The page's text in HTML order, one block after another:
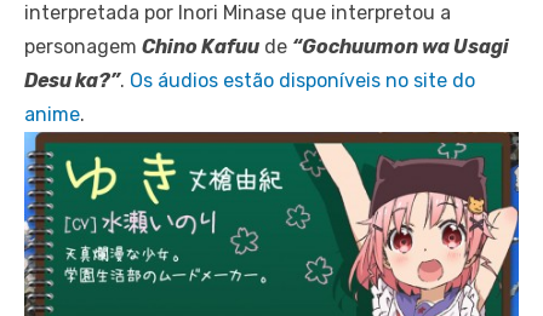
interpretada por Inori Minase que interpretou a
personagem Chino Kafuu de “Gochuumon wa Usagi
Desu ka?”. Os áudios estão disponíveis no site do
anime.